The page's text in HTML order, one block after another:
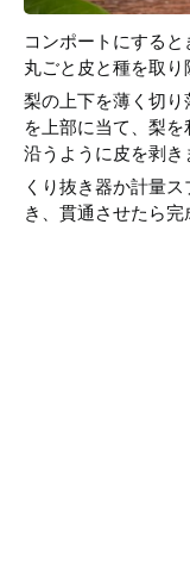
コンポートにすると
丸ごと皮と種を取り
梨の上下を薄く切
を上部に当て、梨
沿うように皮を剥き
くり抜き器か計量
き、貫通させたら完